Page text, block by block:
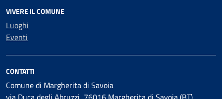
VIVERE IL COMUNE
Luoghi
Eventi
CONTATTI
Comune di Margherita di Savoia